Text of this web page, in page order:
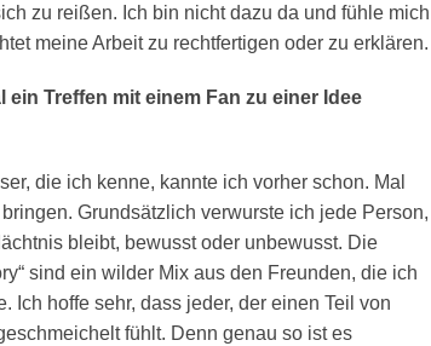
zu reißen. Ich bin nicht dazu da und fühle mich
meine Arbeit zu rechtfertigen oder zu erklären.
ein Treffen mit einem Fan zu einer Idee
die ich kenne, kannte ich vorher schon. Mal
Grundsätzlich verwurste ich jede Person,
bleibt, bewusst oder unbewusst. Die
sind ein wilder Mix aus den Freunden, die ich
Ich hoffe sehr, dass jeder, der einen Teil von
fühlt. Denn genau so ist es